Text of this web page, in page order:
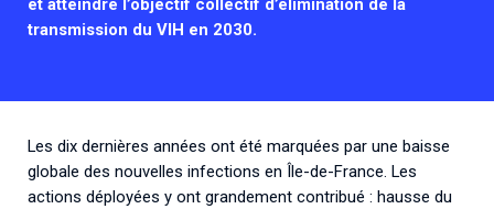
et atteindre l’objectif collectif d’élimination de la
transmission du VIH en 2030.
Les dix dernières années ont été marquées par une baisse
globale des nouvelles infections en Île-de-France. Les
actions déployées y ont grandement contribué : hausse du